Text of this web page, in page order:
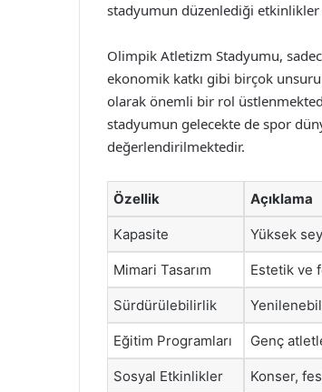
stadyumun düzenlediği etkinlikler
Olimpik Atletizm Stadyumu,
ekonomik katkı gibi birçok unsuru
olarak önemli bir rol
stadyumun gelecekte de spor
değerlendirilmektedir.
Özellik Açıklama
Kapasite Yüksek
Mimari Tasarım Estetik ve
Sürdürülebilirlik
Eğitim Programları Genç
Sosyal Etkinlikler Konser,